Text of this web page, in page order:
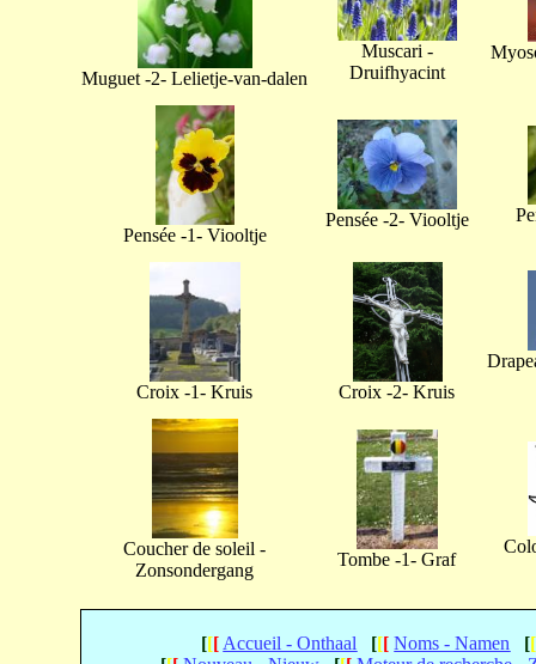
Muguet -2- Lelietje-van-dalen
Muscari -
Druifhyacint
Pensée -1- Viooltje
Pensée -2- Viooltje
Croix -1- Kruis Croix -2- Kruis
Coucher de soleil -
Zonsondergang
Tombe -1- Graf
[[[ Accueil - Onthaal [[[ Noms - Namen [[